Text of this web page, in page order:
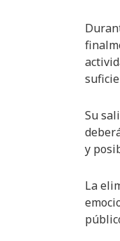
Su
y
La